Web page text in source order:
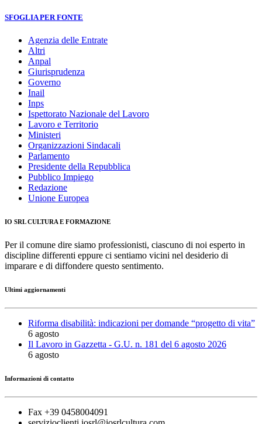
SFOGLIA PER FONTE
Agenzia delle Entrate
Altri
Anpal
Giurisprudenza
Governo
Inail
Inps
Ispettorato Nazionale del Lavoro
Lavoro e Territorio
Ministeri
Organizzazioni Sindacali
Parlamento
Presidente della Repubblica
Pubblico Impiego
Redazione
Unione Europea
IO SRL CULTURA E FORMAZIONE
Per il comune dire siamo professionisti, ciascuno di noi esperto in
discipline differenti eppure ci sentiamo vicini nel desiderio di
imparare e di diffondere questo sentimento.
Ultimi aggiornamenti
Riforma disabilità: indicazioni per domande “progetto di vita”
6 agosto
Il Lavoro in Gazzetta - G.U. n. 181 del 6 agosto 2026
6 agosto
Informazioni di contatto
Fax +39 0458004091